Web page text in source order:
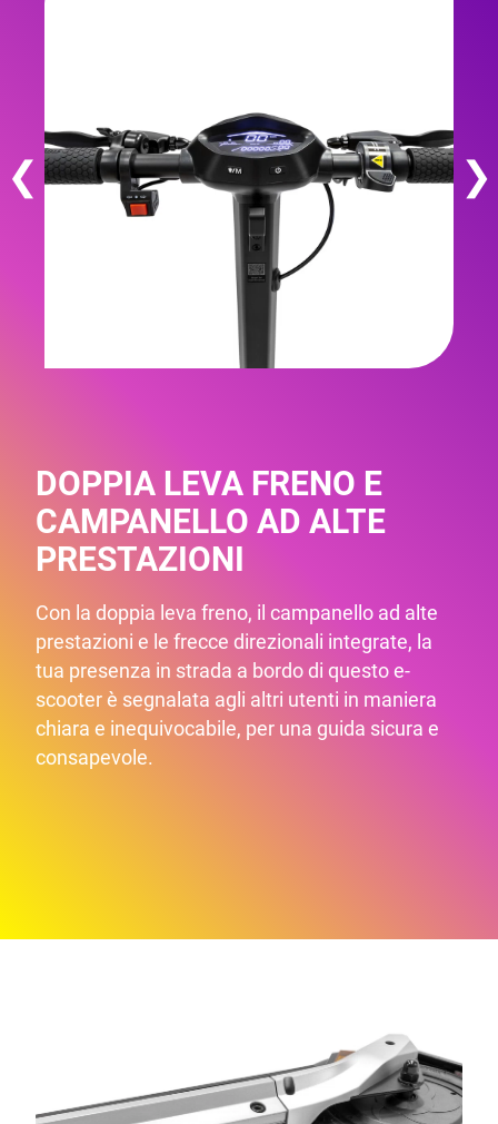
❮ ❯
DOPPIA LEVA FRENO E
CAMPANELLO AD ALTE
PRESTAZIONI
Con la doppia leva freno, il campanello ad alte
prestazioni e le frecce direzionali integrate, la
tua presenza in strada a bordo di questo e-
scooter è segnalata agli altri utenti in maniera
chiara e inequivocabile, per una guida sicura e
consapevole.